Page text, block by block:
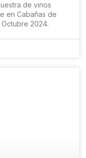
de vinos
en Cabañas de
2024.